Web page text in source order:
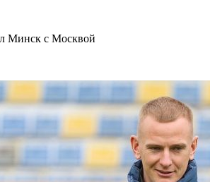
Минск с Москвой